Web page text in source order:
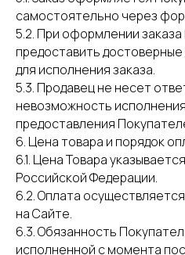
самостоятельно через
5.2. При оформлении
предоставить
для исполнения заказа.
5.3. Продавец не несет
невозможность
предоставления
6. Цена товара и порядок
6.1. Цена Товара
Российской Федерации.
6.2. Оплата
на Сайте.
6.3. Обязанность
исполненной с момента